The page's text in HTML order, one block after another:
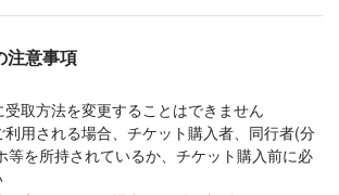
注意事項
取方法を変更することはできません
利用される場合、チケット購入者、同行者(分
等を所持されているか、チケット購入前に必